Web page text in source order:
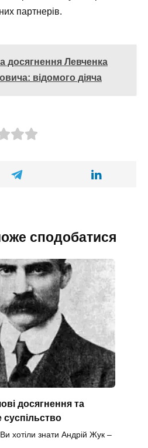
партнерів.
досягнення Левченка
відомого діяча
сподобатися
досягнення та
хотіли знати Андрій Жук –